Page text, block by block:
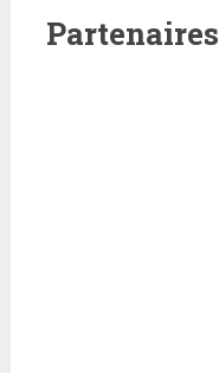
Partenaires